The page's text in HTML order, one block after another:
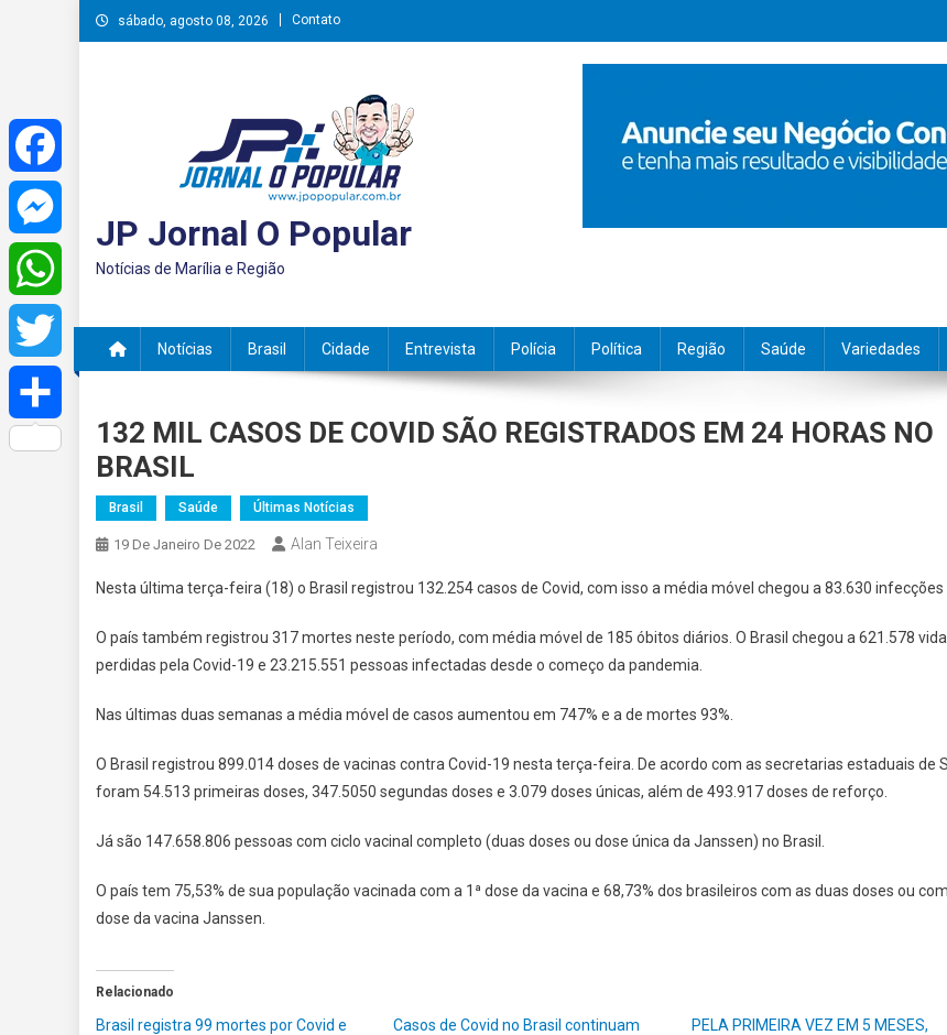
Skip
to
sábado, agosto 08, 2026 Contato
JP Jornal O Popular
Notícias de Marília e Região
Notícias Brasil Cidade Entrevista Polícia Política Região Saúde Variedades
132 MIL CASOS DE COVID SÃO REGISTRADOS EM 24 HORAS NO
BRASIL
Brasil Saúde Últimas Notícias
19 De Janeiro De 2022 Alan Teixeira
Nesta última terça-feira (18) o Brasil registrou 132.254 casos de Covid, com isso a média móvel chegou a 83.630 infecções
O país também registrou 317 mortes neste período, com média móvel de 185 óbitos diários. O Brasil chegou a 621.578
perdidas pela Covid-19 e 23.215.551 pessoas infectadas desde o começo da pandemia.
Nas últimas duas semanas a média móvel de casos aumentou em 747% e a de mortes 93%.
O Brasil registrou 899.014 doses de vacinas contra Covid-19 nesta terça-feira. De acordo com as secretarias estaduais de
foram 54.513 primeiras doses, 347.5050 segundas doses e 3.079 doses únicas, além de 493.917 doses de reforço.
Já são 147.658.806 pessoas com ciclo vacinal completo (duas doses ou dose única da Janssen) no Brasil.
O país tem 75,53% de sua população vacinada com a 1ª dose da vacina e 68,73% dos brasileiros com as duas doses ou
dose da vacina Janssen.
Relacionado
Brasil registra 99 mortes por Covid e
Casos de Covid no Brasil continuam
PELA PRIMEIRA VEZ EM 5 MESES,
Facebook
Messenger
WhatsApp
Twitter
Share